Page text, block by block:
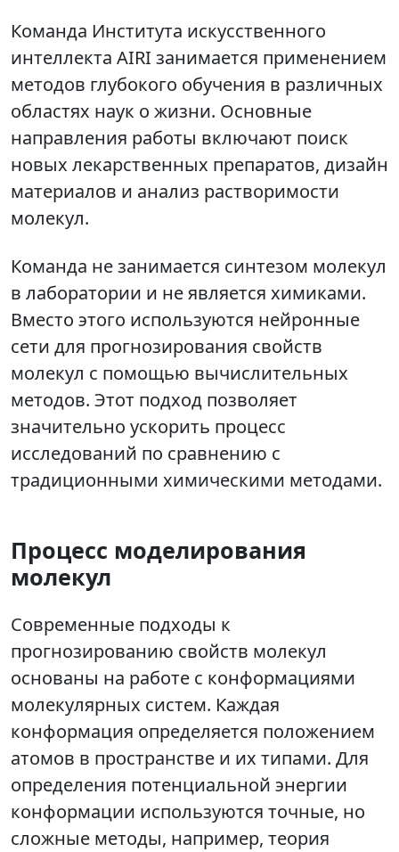
Команда Института искусственного
интеллекта AIRI занимается применением
методов глубокого обучения в различных
областях наук о жизни. Основные
направления работы включают поиск
новых лекарственных препаратов, дизайн
материалов и анализ растворимости
молекул.
Команда не занимается синтезом молекул
в лаборатории и не является химиками.
Вместо этого используются нейронные
сети для прогнозирования свойств
молекул с помощью вычислительных
методов. Этот подход позволяет
значительно ускорить процесс
исследований по сравнению с
традиционными химическими методами.
Процесс моделирования
молекул
Современные подходы к
прогнозированию свойств молекул
основаны на работе с конформациями
молекулярных систем. Каждая
конформация определяется положением
атомов в пространстве и их типами. Для
определения потенциальной энергии
конформации используются точные, но
сложные методы, например, теория